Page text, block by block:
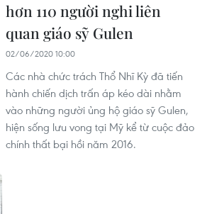
hơn 110 người nghi liên
quan giáo sỹ Gulen
02/06/2020 10:00
Các nhà chức trách Thổ Nhĩ Kỳ đã tiến
hành chiến dịch trấn áp kéo dài nhằm
vào những người ủng hộ giáo sỹ Gulen,
hiện sống lưu vong tại Mỹ kể từ cuộc đảo
chính thất bại hồi năm 2016.